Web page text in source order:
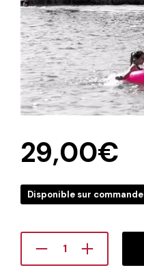
29,00€
Disponible sur commande